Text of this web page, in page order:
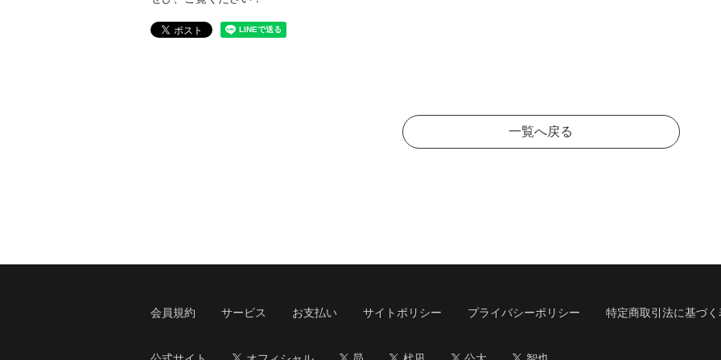
一覧へ戻る
会員規約 サービス お支払い サイトポリシー プライバシーポリシー 特定商取引法に基づく